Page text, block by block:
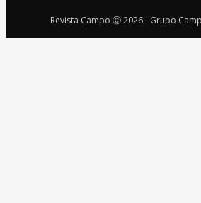
Revista Campo Ⓒ 2026 - Grupo